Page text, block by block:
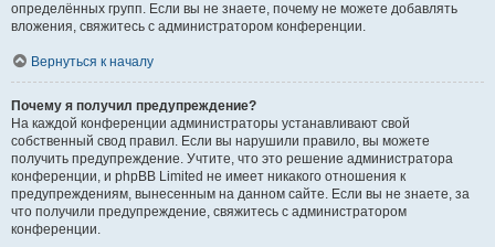
определённых групп. Если вы не знаете, почему не можете добавлять
вложения, свяжитесь с администратором конференции.
Вернуться к началу
Почему я получил предупреждение?
На каждой конференции администраторы устанавливают свой
собственный свод правил. Если вы нарушили правило, вы можете
получить предупреждение. Учтите, что это решение администратора
конференции, и phpBB Limited не имеет никакого отношения к
предупреждениям, вынесенным на данном сайте. Если вы не знаете, за
что получили предупреждение, свяжитесь с администратором
конференции.